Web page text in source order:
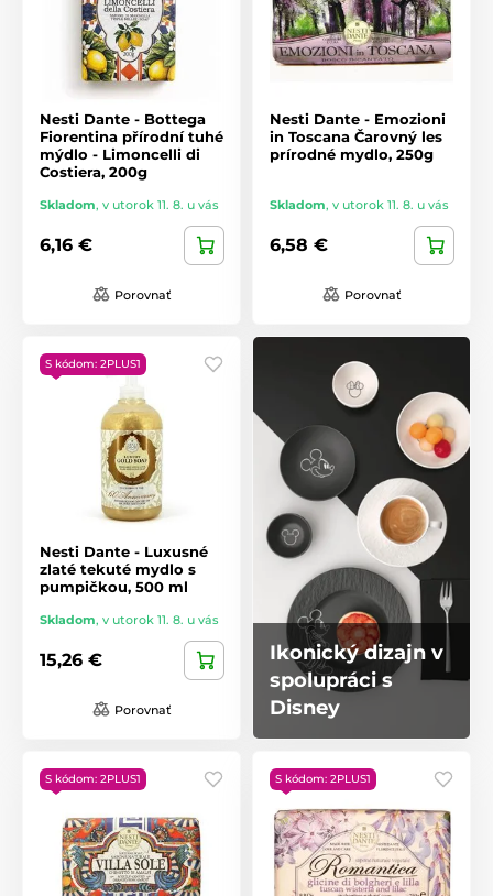
Nesti Dante - Bottega
Fiorentina přírodní tuhé
mýdlo - Limoncelli di
Costiera, 200g
Skladom, v utorok 11. 8. u vás
6,16 €
Porovnať
Nesti Dante - Emozioni
in Toscana Čarovný les
prírodné mydlo, 250g
Skladom, v utorok 11. 8. u vás
6,58 €
Porovnať
S kódom: 2PLUS1
Nesti Dante - Luxusné
zlaté tekuté mydlo s
pumpičkou, 500 ml
Skladom, v utorok 11. 8. u vás
15,26 €
Porovnať
Ikonický dizajn v
spolupráci s
Disney
S kódom: 2PLUS1 S kódom: 2PLUS1